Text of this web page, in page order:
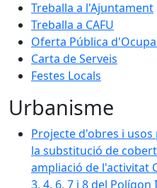
Treballa a l'Ajuntament
Treballa a CAFU
Oferta Pública
Carta de Serveis
Festes Locals
Urbanisme
Projecte d'obres i
la substitució de
ampliació de l'activitat
3, 4, 6, 7 i 8 del